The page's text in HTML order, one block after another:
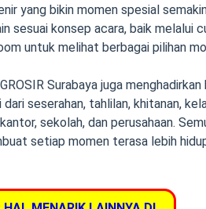
yang bikin momen spesial
sesuai konsep acara, baik melalui
untuk melihat berbagai pilihan
Surabaya juga
seserahan, tahlilan, khitanan,
sekolah, dan perusahaan.
setiap momen terasa lebih